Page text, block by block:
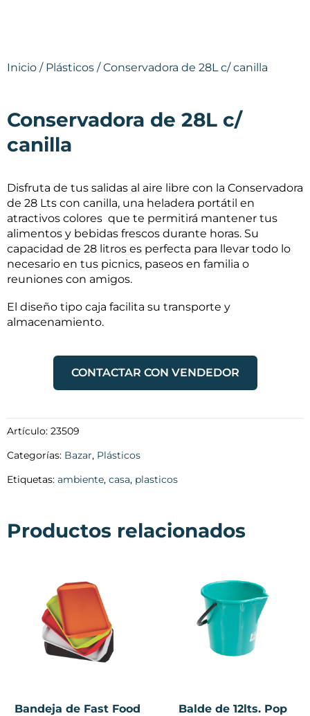
Inicio / Plásticos / Conservadora de 28L c/ canilla
Conservadora de 28L c/
canilla
Disfruta de tus salidas al aire libre con la Conservadora
de 28 Lts con canilla, una heladera portátil en
atractivos colores que te permitirá mantener tus
alimentos y bebidas frescos durante horas. Su
capacidad de 28 litros es perfecta para llevar todo lo
necesario en tus picnics, paseos en familia o
reuniones con amigos.
El diseño tipo caja facilita su transporte y
almacenamiento.
CONTACTAR CON VENDEDOR
Artículo: 23509
Categorías: Bazar, Plásticos
Etiquetas: ambiente, casa, plasticos
Productos relacionados
Bandeja de Fast Food Balde de 12lts. Pop